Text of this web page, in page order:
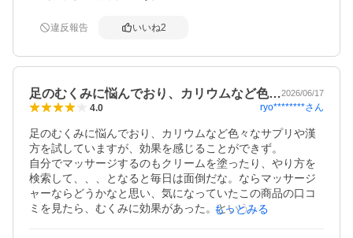
なのでマッサージというか、締め上げてからのダバーっと
血流解放したあの感じは気持ち良いです。
で、かなり良い仕事をします。
です。
太もも用ですが、ふくらはぎにも使っちゃいます。
※位置誤ると骨に当たってまじで痛いです。
気持ち良いな〜程度ですが、毎日続けたら浮腫みも解消さ
れるんじゃないかと期待しています。
注文番号：roomy-10774212
違反報告 いいね2
足のむくみに悩んでおり、カリウムなど色…2026/06/17
4.0 ryo********さん
足のむくみに悩んでおり、カリウムなど色々なサプリや漢
方を試していますが、効果を感じることができず。
自分でマッサージするのもクリームを塗ったり、やり方を
検索して、、、となると毎日は面倒だな。ならマッサージ
ャーならどうかなと思い、気になっていたこの商品の口コ
ミを見たら、むくみに効果があった。というレビューがい
もっとみる